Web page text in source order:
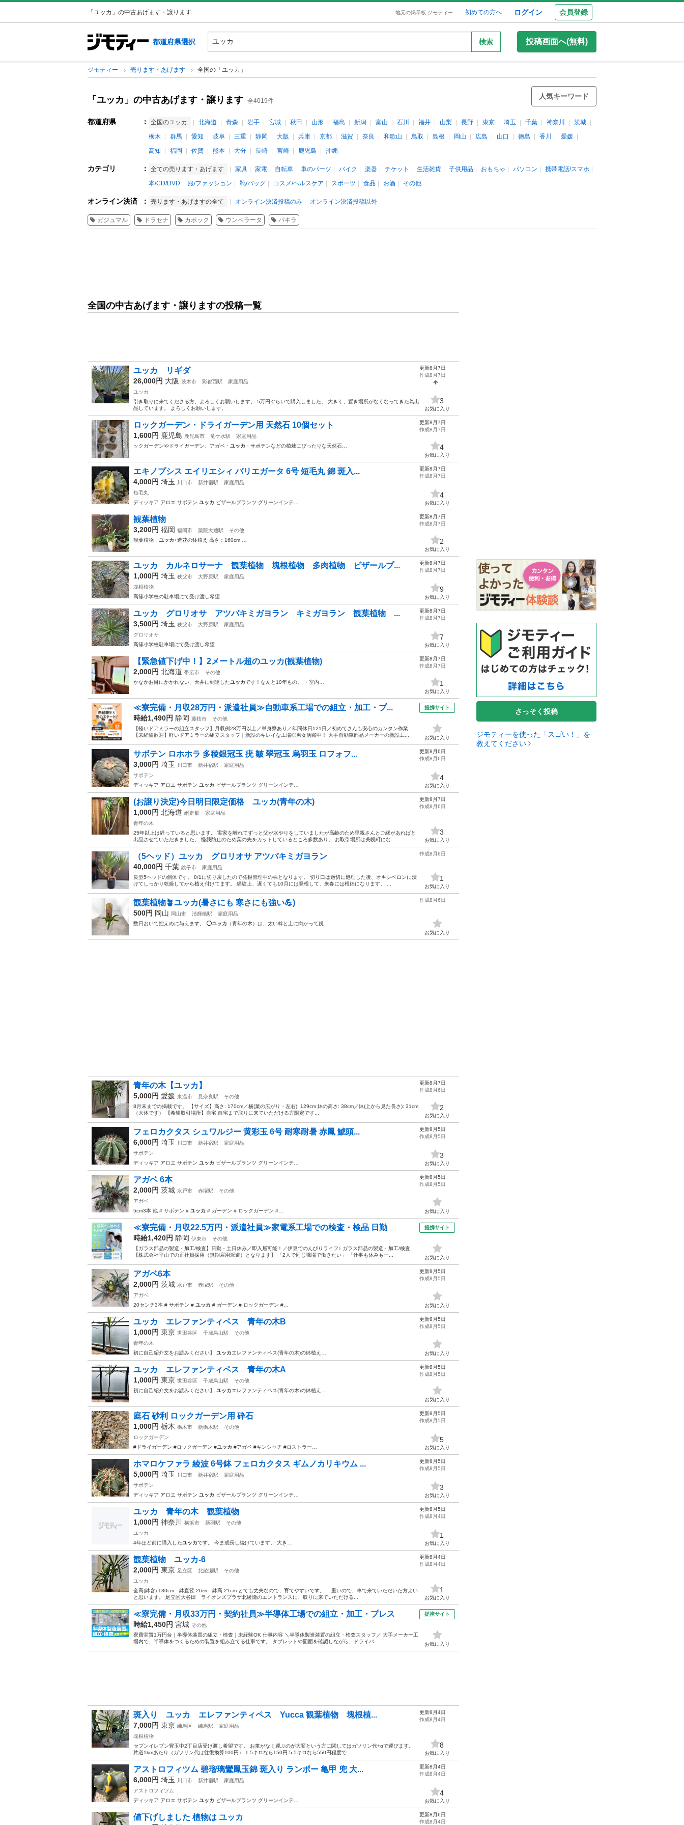
「ユッカ」の中古あげます・譲ります 地元の掲示板 ジモティー 初めての方へ ログイン 会員登録
都道府県選択 検索 投稿画面へ(無料)
ジモティー 売ります・あげます 全国の「ユッカ」
「ユッカ」の中古あげます・譲ります 全4019件
人気キーワード
都道府県 ： 全国のユッカ 北海道 青森 岩手 宮城 秋田 山形 福島 新潟 富山 石川 福井 山梨 長野 東京 埼玉 千葉 神奈川
茨城
栃木
群馬 愛知 岐阜 三重 静岡 大阪 兵庫 京都 滋賀 奈良 和歌山 鳥取 島根 岡山 広島 山口 徳島 香川
愛媛
高知
福岡 佐賀 熊本 大分 長崎 宮崎 鹿児島 沖縄
カテゴリ ： 全ての売ります・あげます 家具 家電 自転車 車のパーツ バイク 楽器 チケット 生活雑貨 子供用品 おもちゃ パソコン
携帯電話/スマホ
本/CD/DVD
服/ファッション 靴/バッグ コスメ/ヘルスケア スポーツ 食品 お酒 その他
オンライン決済 ： 売ります・あげますの全て オンライン決済投稿のみ オンライン決済投稿以外
ガジュマル ドラセナ カポック ウンベラータ パキラ
全国の中古あげます・譲りますの投稿一覧
ユッカ リギダ
26,000円 大阪 茨木市 彩都西駅
家庭用品
ユッカ
引き取りに来てくださる方、よろしくお願いします。 5万円ぐらいで購入しました。 大きく、置き場所がなくなってきた為出
品しています。 よろしくお願いします。
更新8月7日
作成8月7日
3
お気に入り
ロックガーデン・ドライガーデン用 天然石 10個セット
1,600円 鹿児島 鹿児島市 竜ケ水駅
家庭用品
ックガーデンやドライガーデン、アガベ・ ユッカ ・サボテンなどの植栽にぴったりな天然石…
更新8月7日
作成8月7日
4
お気に入り
エキノプシス エイリエシィ バリエガータ 6号 短毛丸 錦 斑入...
4,000円 埼玉 川口市 新井宿駅
家庭用品
短毛丸
ディッキア アロエ サボテン ユッカ ビザールプランツ グリーンインテ…
更新8月7日
作成8月7日
4
お気に入り
観葉植物
3,200円 福岡 福岡市 薬院大通駅
その他
観葉植物 ユッカ+造花の鉢植え 高さ：160cm …
更新8月7日
作成8月7日
2
お気に入り
ユッカ カルネロサーナ 観葉植物 塊根植物 多肉植物 ビザールプ...
1,000円 埼玉 秩父市 大野原駅
家庭用品
塊根植物
高篠小学校の駐車場にて受け渡し希望
更新8月7日
作成8月7日
9
お気に入り
ユッカ グロリオサ アツバキミガヨラン キミガヨラン 観葉植物 ...
3,500円 埼玉 秩父市 大野原駅
家庭用品
グロリオサ
高篠小学校駐車場にて受け渡し希望
更新8月7日
作成8月7日
7
お気に入り
【緊急値下げ中！】2メートル超のユッカ(観葉植物)
2,000円 北海道 帯広市
その他
かなかお目にかかれない、天井に到達したユッカです！なんと10年もの。 ・室内…
更新8月7日
作成8月7日
1
お気に入り
≪寮完備・月収28万円・派遣社員≫自動車系工場での組立・加工・プ...
時給1,490円 静岡 藤枝市
その他
【軽いドアミラーの組立スタッフ】月収例28万円以上／単身寮あり／年間休日121日／初めてさんも安心のカンタン作業
【未経験歓迎】軽いドアミラーの組立スタッフ｜新設のキレイな工場◎男女活躍中！ 大手自動車部品メーカーの新設工...
提携サイト
お気に入り
サボテン ロホホラ 多稜銀冠玉 疣 皺 翠冠玉 烏羽玉 ロフォフ...
3,000円 埼玉 川口市 新井宿駅
家庭用品
サボテン
ディッキア アロエ サボテン ユッカ ビザールプランツ グリーンインテ…
更新8月6日
作成8月6日
4
お気に入り
(お譲り決定)今日明日限定価格 ユッカ(青年の木)
1,000円 北海道 網走郡
家庭用品
青年の木
25年以上は経っていると思います。 実家を離れてずっと父が水やりをしていましたが高齢のため里親さんとご縁があればと
出品させていただきました。 怪我防止のため葉の先をカットしているところ多数あり。 お取引場所は美幌町にな...
更新8月7日
作成8月6日
3
お気に入り
（5ヘッド）ユッカ グロリオサ アツバキミガヨラン
40,000円 千葉 銚子市
家庭用品
良型5ヘッドの個体です。 8/1に切り戻したので発根管理中の株となります。 切り口は適切に処理した後、オキシベロンに漬
けてしっかり乾燥してから植え付けてます。 経験上、遅くても10月には発根して、来春には根鉢になります。 ...
作成8月6日
1
お気に入り
観葉植物🪴ユッカ(暑さにも 寒さにも強い💪)
500円 岡山 岡山市 清輝橋駅
家庭用品
数日おいて控えめに与えます。 ️⭕️ユッカ （青年の木）は、太い幹と上に向かって鋭…
作成8月6日
お気に入り
青年の木【ユッカ】
5,000円 愛媛 東温市 見奈良駅
その他
8月末までの掲載です。 【サイズ】高さ: 170cm／横(葉の広がり・左右): 129cm 鉢の高さ: 38cm／鉢(上から見た長さ): 31cm
（大体です） 【希望取引場所】自宅 自宅まで取りに来ていただける方限定です...
更新8月7日
作成8月6日
2
お気に入り
フェロカクタス シュワルジー 黄彩玉 6号 耐寒耐暑 赤鳳 鯱頭...
6,000円 埼玉 川口市 新井宿駅
家庭用品
サボテン
ディッキア アロエ サボテン ユッカ ビザールプランツ グリーンインテ…
更新8月5日
作成8月5日
3
お気に入り
アガベ 6本
2,000円 茨城 水戸市 赤塚駅
その他
アガベ
5cm3本 他 # サボテン # ユッカ # ガーデン # ロックガーデン #…
更新8月5日
作成8月5日
お気に入り
≪寮完備・月収22.5万円・派遣社員≫家電系工場での検査・検品 日勤
時給1,420円 静岡 伊東市
その他
【ガラス部品の製造・加工/検査】日勤・土日休み／即入居可能！／伊豆でのんびりライフ♪ ガラス部品の製造・加工/検査
【株式会社平山での正社員採用（無期雇用派遣）となります】 「2人で同じ職場で働きたい」 「仕事も休みも一...
提携サイト
お気に入り
アガベ6本
2,000円 茨城 水戸市 赤塚駅
その他
アガベ
20センチ3本 # サボテン # ユッカ # ガーデン # ロックガーデン #…
更新8月5日
作成8月5日
お気に入り
ユッカ エレファンティペス 青年の木B
1,000円 東京 世田谷区 千歳烏山駅
その他
青年の木
初に自己紹介文をお読みください】 ユッカエレファンティペス(青年の木)の鉢植え…
更新8月5日
作成8月5日
お気に入り
ユッカ エレファンティペス 青年の木A
1,000円 東京 世田谷区 千歳烏山駅
その他
初に自己紹介文をお読みください】 ユッカエレファンティペス(青年の木)の鉢植え…
更新8月5日
作成8月5日
お気に入り
庭石 砂利 ロックガーデン用 砕石
1,000円 栃木 栃木市 新栃木駅
その他
ロックガーデン
#ドライガーデン #ロックガーデン #ユッカ #アガベ #キンシャチ #ロストラー…
更新8月5日
作成8月5日
5
お気に入り
ホマロケファラ 綾波 6号鉢 フェロカクタス ギムノカリキウム ...
5,000円 埼玉 川口市 新井宿駅
家庭用品
サボテン
ディッキア アロエ サボテン ユッカ ビザールプランツ グリーンインテ…
更新8月5日
作成8月5日
3
お気に入り
ユッカ 青年の木 観葉植物
1,000円 神奈川 横浜市 新羽駅
その他
ユッカ
4年ほど前に購入したユッカです。 今ま成長し続けています。 大き…
更新8月5日
作成8月4日
1
お気に入り
観葉植物 ユッカ-6
2,000円 東京 足立区 北綾瀬駅
その他
ユッカ
全高(鉢含):130cm 鉢直径:26㎝ 鉢高:21cm とても丈夫なので、育てやすいです。 重いので、車で来ていただいた方よい
と思います。 足立区大谷田 ライオンズプラザ北綾瀬のエントランスに、取りに来ていただける...
更新8月4日
作成8月4日
1
お気に入り
≪寮完備・月収33万円・契約社員≫半導体工場での組立・加工・プレス
時給1,450円 宮城 その他
寮費実質1万円台｜半導体装置の組立・検査｜未経験OK 仕事内容 ＼半導体製造装置の組立・検査スタッフ／ 大手メーカー工
場内で、半導体をつくるための装置を組み立てる仕事です。 タブレットや図面を確認しながら、ドライバ...
提携サイト
お気に入り
斑入り ユッカ エレファンティペス Yucca 観葉植物 塊根植...
7,000円 東京 練馬区 練馬駅
家庭用品
塊根植物
セブンイレブン豊玉中2丁目店受け渡し希望です。 お車がなく運ぶのが大変という方に関してはガソリン代+αで運びます。
片道1kmあたり（ガソリン代は往復換算100円） 1.5キロなら150円 5.5キロなら550円程度で...
更新8月4日
作成8月4日
8
お気に入り
アストロフィツム 碧瑠璃鸞鳳玉錦 斑入り ランポー 亀甲 兜 大...
6,000円 埼玉 川口市 新井宿駅
家庭用品
アストロフィツム
ディッキア アロエ サボテン ユッカ ビザールプランツ グリーンインテ…
更新8月4日
作成8月4日
4
お気に入り
値下げしました 植物は ユッカ
更新8月6日
作成8月4日
さっそく投稿
ジモティーを使った「スゴい！」を
教えてください